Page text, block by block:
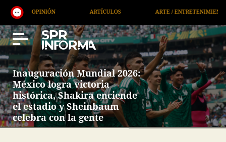
ARTÍCULOS ARTE / ENTRETENIMIENTO
Inauguración Mundial 2026:
México logra victoria
histórica, Shakira enciende
el estadio y Sheinbaum
celebra con la gente